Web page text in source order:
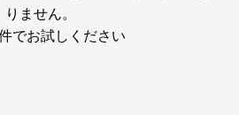
りません。
でお試しください